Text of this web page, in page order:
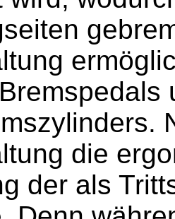
die
der als